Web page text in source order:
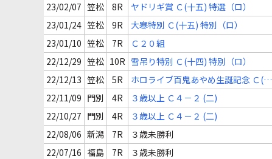
23/02/07 笠松 8R ヤドリギ賞 Ｃ(十五) 特選（ロ）
23/01/24 笠松 9R 大寒特別 Ｃ(十五) 特別（ロ）
23/01/10 笠松 7R Ｃ２０組
22/12/29 笠松 10R 雪吊り特別 Ｃ(十四) 特別（ロ）
22/12/13 笠松 5R
ホロライブ百鬼あやめ生誕記念 Ｃ(二
十二)
22/11/09 門別 4R ３歳以上 Ｃ４－２ (二)
22/10/27 門別 4R ３歳以上 Ｃ４－２ (二)
22/08/06 新潟 7R ３歳未勝利
22/07/16 福島 7R ３歳未勝利